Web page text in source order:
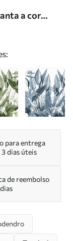
a cor
para entrega
3 dias úteis
de reembolso